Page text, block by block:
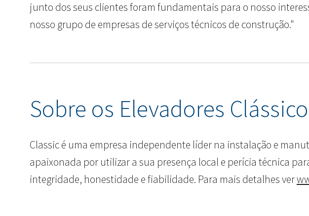
junto dos seus clientes foram fundamentais para o nosso
nosso grupo de empresas de serviços técnicos de construção."
Sobre os Elevadores
Classic é uma empresa independente líder na instalação e
apaixonada por utilizar a sua presença local e perícia técnica
integridade, honestidade e fiabilidade. Para mais detalhes ver